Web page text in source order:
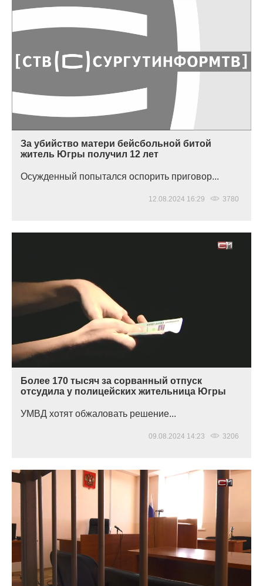
За убийство матери бейсбольной битой
житель Югры получил 12 лет
Осужденный попытался оспорить приговор...
12.08.2024 16:29 3780
Более 170 тысяч за сорванный отпуск
отсудила у полицейских жительница Югры
УМВД хотят обжаловать решение...
09.08.2024 14:23 3206